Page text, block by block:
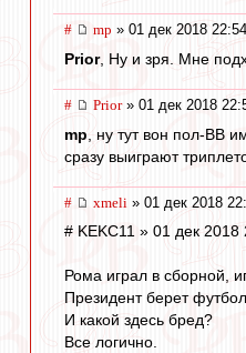
# mp » 01 дек 2018 22:54
Prior, Ну и зря. Мне
# Prior» 01 дек 2018
mp , ну тут вон пол-ВВ
сразу выиграют
# xmeli » 01 дек 2018
# KEKC11 » 01 дек 2018
Рома играл в сборной,
Президент берет
И какой здесь бред?
Все логично.